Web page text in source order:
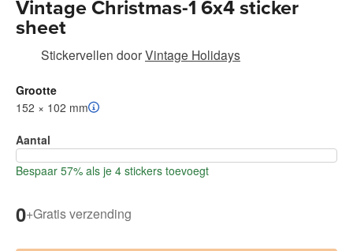
Vintage Christmas-1 6x4 sticker
sheet
Stickervellen doorVintage Holidays
Grootte
152 × 102 mm
Aantal
Bespaar 57% als je 4 stickers toevoegt
0+Gratis verzending